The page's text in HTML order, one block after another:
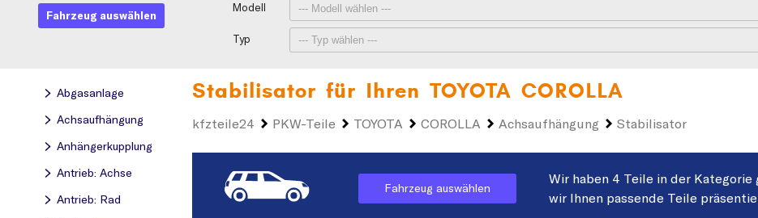
Fahrzeug auswählen
Modell
Typ
Abgasanlage
Achsaufhängung
Anhängerkupplung
Antrieb: Achse
Antrieb: Rad
Stabilisator für Ihren TOYOTA COROLLA
kfzteile24 PKW-Teile TOYOTA COROLLA Achsaufhängung Stabilisator
Fahrzeug auswählen
Wir haben 4 Teile in der
wir Ihnen passende Teile